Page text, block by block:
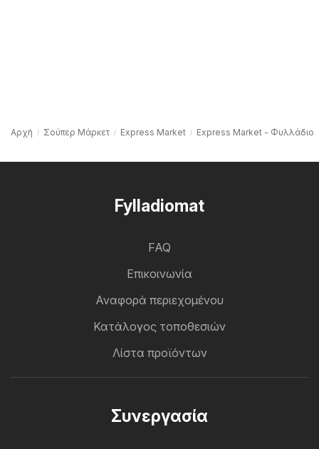
Αρχή Σούπερ Μάρκετ Express Market Express Market - Φυλλάδιο
Fylladiomat
FAQ
Επικοινωνία
Αναφορά περιεχομένου
Κατάλογος τοποθεσιών
Λίστα προϊόντων
Συνεργασία